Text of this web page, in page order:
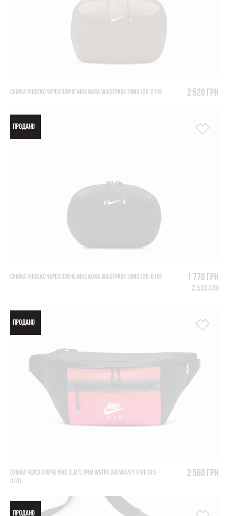
СУМКА УНІСЕКС ЧЕРЕЗ ПЛЕЧЕ NIKE AURA WAISTPACK (HM6120-214) 2 520 грн
ПРОДАНО
СУМКА УНІСЕКС ЧЕРЕЗ ПЛЕЧЕ NIKE AURA WAISTPACK (HM6120-010) 1 770 грн
2 530 грн
ПРОДАНО
СУМКА ЧЕРЕЗ ПЛЕЧЕ NIKE ELMTL PRM WSTPK AIR WAVEY (FV8133-
010)
2 560 грн
ПРОДАНО